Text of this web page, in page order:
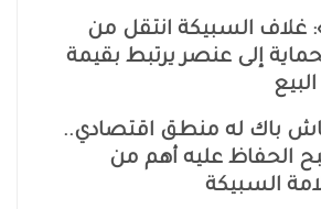
غلاف السبيكة انتقل من
إلى عنصر يرتبط بقيمة
باك له منطق اقتصادي..
الحفاظ عليه أهم من
السبيكة